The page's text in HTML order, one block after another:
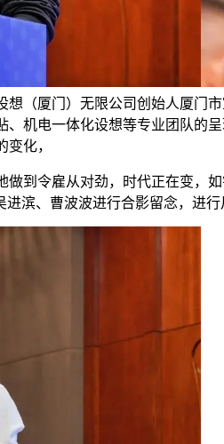
（厦门）无限公司创始人厦
机电一体化设想等专业团队的
化，
令雇从对劲，时代正在变，
滨、曹波波进行合影留念，进